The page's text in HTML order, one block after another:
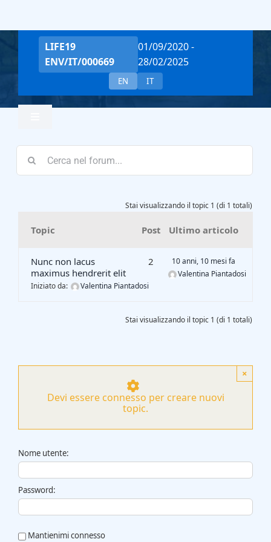
contenuto
LIFE19
ENV/IT/000669
01/09/2020 -
28/02/2025
EN IT
Home
Project Overview
Gasification Process
Event & News
Location
Stai visualizzando il topic 1 (di 1 totali)
Topic Post Ultimo articolo
Nunc non lacus
maximus hendrerit elit
Iniziato da: Valentina Piantadosi
2
10 anni, 10 mesi fa
Valentina Piantadosi
Stai visualizzando il topic 1 (di 1 totali)
×
Devi essere connesso per creare nuovi
topic.
Nome utente:
Password:
Mantienimi connesso